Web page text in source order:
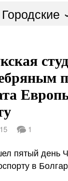
Городские
Слово
Народные
1
пятый день
в